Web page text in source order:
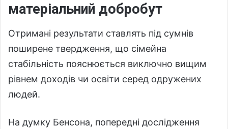
матеріальний добробут
Отримані результати ставлять під сумнів
поширене твердження, що сімейна
стабільність пояснюється виключно вищим
рівнем доходів чи освіти серед одружених
людей.
На думку Бенсона, попередні дослідження